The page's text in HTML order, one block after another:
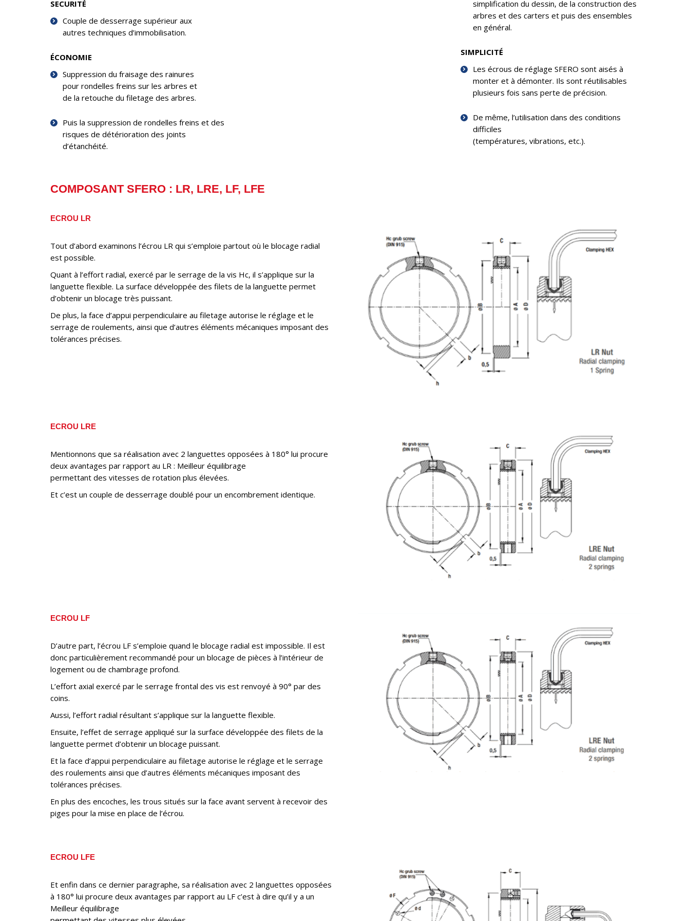
SECURITÉ
Couple de desserrage supérieur aux
autres techniques d’immobilisation.
ÉCONOMIE
Suppression du fraisage des rainures
pour rondelles freins sur les arbres et
de la retouche du filetage des arbres.
Puis la suppression de rondelles freins et des
risques de détérioration des joints
d’étanchéité.
simplification du dessin, de la construction des
arbres et des carters et puis des ensembles
en général.
SIMPLICITÉ
Les écrous de réglage SFERO sont aisés à
monter et à démonter. Ils sont réutilisables
plusieurs fois sans perte de précision.
De même, l’utilisation dans des conditions
difficiles
(températures, vibrations, etc.).
COMPOSANT SFERO : LR, LRE, LF, LFE
ECROU LR
Tout d’abord examinons l’écrou LR qui s’emploie partout où le blocage radial
est possible.
Quant à l’effort radial, exercé par le serrage de la vis Hc, il s’applique sur la
languette flexible. La surface développée des filets de la languette permet
d’obtenir un blocage très puissant.
De plus, la face d’appui perpendiculaire au filetage autorise le réglage et le
serrage de roulements, ainsi que d’autres éléments mécaniques imposant des
tolérances précises.
ECROU LRE
Mentionnons que sa réalisation avec 2 languettes opposées à 180° lui procure
deux avantages par rapport au LR : Meilleur équilibrage
permettant des vitesses de rotation plus élevées.
Et c’est un couple de desserrage doublé pour un encombrement identique.
ECROU LF
D’autre part, l’écrou LF s’emploie quand le blocage radial est impossible. Il est
donc particulièrement recommandé pour un blocage de pièces à l’intérieur de
logement ou de chambrage profond.
L’effort axial exercé par le serrage frontal des vis est renvoyé à 90° par des
coins.
Aussi, l’effort radial résultant s’applique sur la languette flexible.
Ensuite, l’effet de serrage appliqué sur la surface développée des filets de la
languette permet d’obtenir un blocage puissant.
Et la face d’appui perpendiculaire au filetage autorise le réglage et le serrage
des roulements ainsi que d’autres éléments mécaniques imposant des
tolérances précises.
En plus des encoches, les trous situés sur la face avant servent à recevoir des
piges pour la mise en place de l’écrou.
ECROU LFE
Et enfin dans ce dernier paragraphe, sa réalisation avec 2 languettes opposées
à 180° lui procure deux avantages par rapport au LF c’est à dire qu’il y a un
Meilleur équilibrage